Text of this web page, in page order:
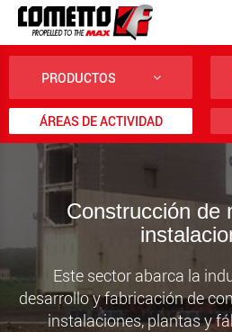
PRODUCTOS
ÁREAS DE ACTIVIDAD
Construcción de
Este sector abarca la
desarrollo y fabricación de
instalaciones, plantas y